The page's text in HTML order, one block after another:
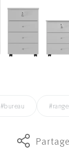
#bureau